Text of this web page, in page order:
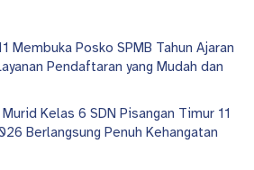
Membuka Posko SPMB Tahun Ajaran
Pendaftaran yang Mudah dan
Kelas 6 SDN Pisangan Timur 11
Berlangsung Penuh Kehangatan